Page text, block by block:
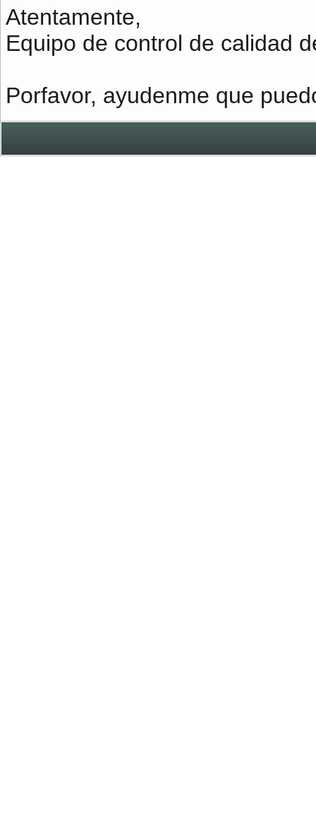
Atentamente,
Equipo de control de calidad
Porfavor, ayudenme que